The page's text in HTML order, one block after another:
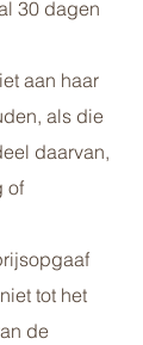
30 dagen
aan haar
als die
daarvan,
of
tot het
de